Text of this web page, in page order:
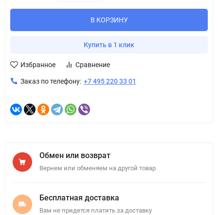
В КОРЗИНУ
Купить в 1 клик
Избранное Сравнение
Заказ по телефону: +7 495 220 33 01
Обмен или возврат
Вернем или обменяем на другой товар
Бесплатная доставка
Вам не придется платить за доставку